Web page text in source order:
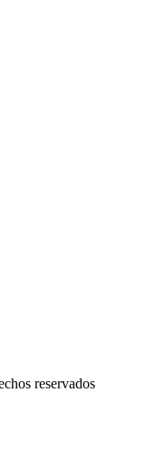
reservados